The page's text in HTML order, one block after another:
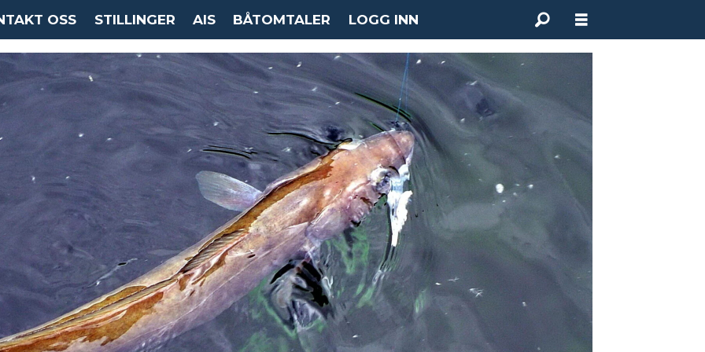
OSS STILLINGER AIS BÅTOMTALER LOGG INN